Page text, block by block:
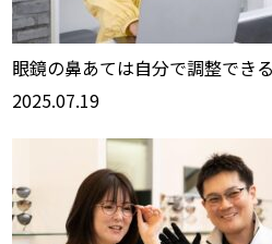
眼鏡の鼻あては自分で調整でき
2025.07.19